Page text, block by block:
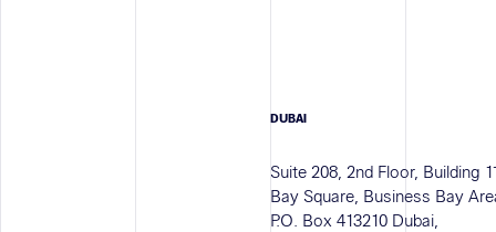
DUBAI
Suite 208, 2nd Floor, Building
Bay Square, Business Bay
P.O. Box 413210 Dubai,